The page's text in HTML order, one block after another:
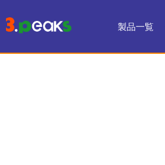
製品一覧